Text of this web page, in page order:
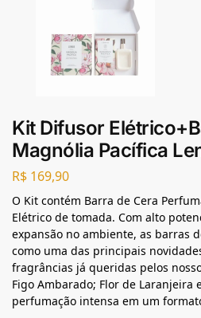
Kit Difusor
Magnólia Pacífica
R$ 169,90
O Kit contém Barra de Cera
Elétrico de tomada. Com alto
expansão no ambiente, as barras
como uma das principais
fragrâncias já queridas pelos
Figo Ambarado; Flor de Laranjeira
perfumação intensa em um